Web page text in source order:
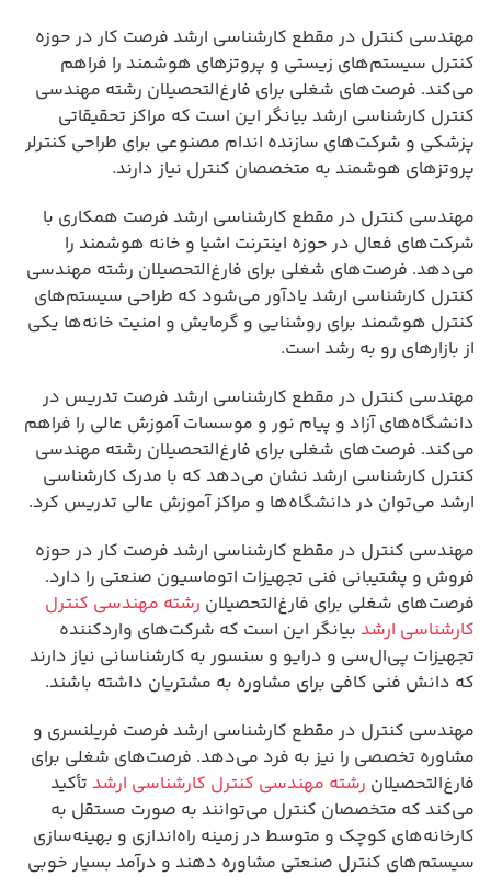
مهندسی کنترل در مقطع کارشناسی ارشد فرصت کار در حوزه
کنترل سیستم‌های زیستی و پروتزهای هوشمند را فراهم
می‌کند. فرصت‌های شغلی برای فارغ‌التحصیلان رشته مهندسی
کنترل کارشناسی ارشد بیانگر این است که مراکز تحقیقاتی
پزشکی و شرکت‌های سازنده اندام مصنوعی برای طراحی کنترلر
پروتزهای هوشمند به متخصصان کنترل نیاز دارند.
مهندسی کنترل در مقطع کارشناسی ارشد فرصت همکاری با
شرکت‌های فعال در حوزه اینترنت اشیا و خانه هوشمند را
می‌دهد. فرصت‌های شغلی برای فارغ‌التحصیلان رشته مهندسی
کنترل کارشناسی ارشد یادآور می‌شود که طراحی سیستم‌های
کنترل هوشمند برای روشنایی و گرمایش و امنیت خانه‌ها یکی
از بازارهای رو به رشد است.
مهندسی کنترل در مقطع کارشناسی ارشد فرصت تدریس در
دانشگاه‌های آزاد و پیام نور و موسسات آموزش عالی را فراهم
می‌کند. فرصت‌های شغلی برای فارغ‌التحصیلان رشته مهندسی
کنترل کارشناسی ارشد نشان می‌دهد که با مدرک کارشناسی
ارشد می‌توان در دانشگاه‌ها و مراکز آموزش عالی تدریس کرد.
مهندسی کنترل در مقطع کارشناسی ارشد فرصت کار در حوزه
فروش و پشتیبانی فنی تجهیزات اتوماسیون صنعتی را دارد.
فرصت‌های شغلی برای فارغ‌التحصیلان رشته مهندسی کنترل
کارشناسی ارشد بیانگر این است که شرکت‌های واردکننده
تجهیزات پی‌ال‌سی و درایو و سنسور به کارشناسانی نیاز دارند
که دانش فنی کافی برای مشاوره به مشتریان داشته باشند.
مهندسی کنترل در مقطع کارشناسی ارشد فرصت فریلنسری و
مشاوره تخصصی را نیز به فرد می‌دهد. فرصت‌های شغلی برای
فارغ‌التحصیلان رشته مهندسی کنترل کارشناسی ارشد تأکید
می‌کند که متخصصان کنترل می‌توانند به صورت مستقل به
کارخانه‌های کوچک و متوسط در زمینه راه‌اندازی و بهینه‌سازی
سیستم‌های کنترل صنعتی مشاوره دهند و درآمد بسیار خوبی